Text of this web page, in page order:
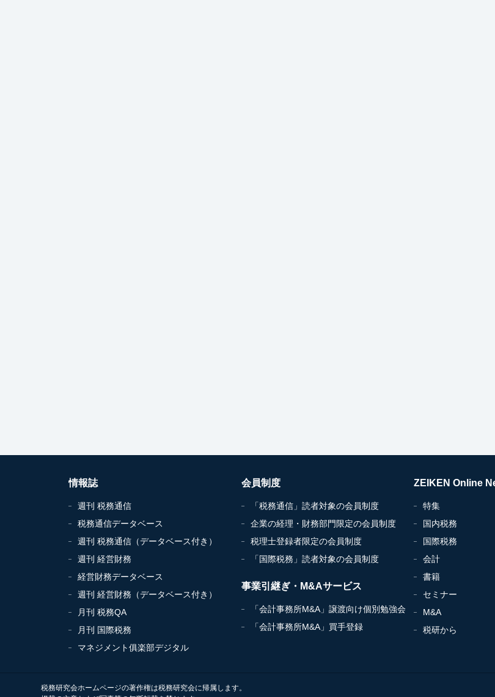
情報誌
週刊 税務通信
税務通信データベース
週刊 税務通信（データベース付き）
週刊 経営財務
経営財務データベース
週刊 経営財務（データベース付き）
月刊 税務QA
月刊 国際税務
マネジメント俱楽部デジタル
会員制度
「税務通信」読者対象の会員制度
企業の経理・財務部門限定の会員制度
税理士登録者限定の会員制度
「国際税務」読者対象の会員制度
事業引継ぎ・M&Aサービス
「会計事務所M&A」譲渡向け個別勉強会
「会計事務所M&A」買手登録
ZEIKEN Online
特集
国内税務
国際税務
会計
書籍
セミナー
M&A
税研から
税務研究会ホームページの著作権は税務研究会に帰属します。